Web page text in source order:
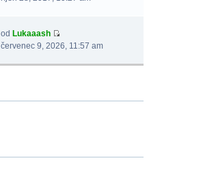
od Lukaaash
červenec 9, 2026, 11:57 am